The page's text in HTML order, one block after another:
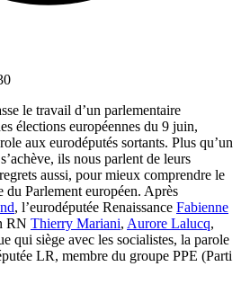
le travail d’un parlementaire
élections européennes du 9 juin,
aux eurodéputés sortants. Plus qu’un
ils nous parlent de leurs
aussi, pour mieux comprendre le
Parlement européen. Après
, l’eurodéputée Renaissance Fabienne
RN Thierry Mariani, Aurore Lalucq,
qui siège avec les socialistes, la parole
LR, membre du groupe PPE (Parti